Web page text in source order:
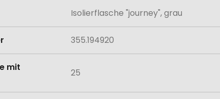
Isolierflasche "journey", grau
355.194920
mit
25